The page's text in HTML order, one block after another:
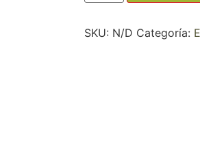
SKU: N/D Categoría: